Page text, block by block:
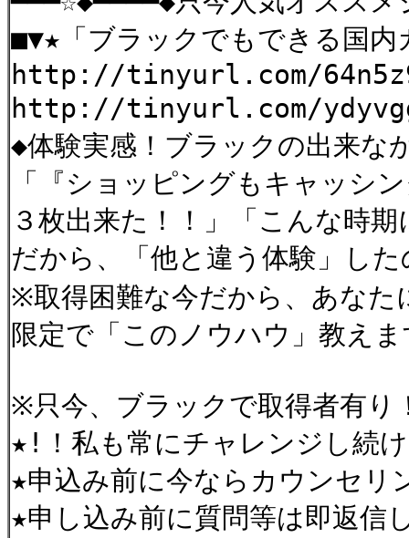
■▼★「ブラックでもできる国内
http://tinyurl.com/
http://tinyurl.com/
◆体験実感！ブラックの出来な
「『ショッピングもキャッシ
３枚出来た！！」「こんな時
だから、「他と違う体験」し
※取得困難な今だから、あなた
限定で「このノウハウ」教え
※只今、ブラックで取得者有り
★!！私も常にチャレンジし続
★申込み前に今ならカウンセ
★申し込み前に質問等は即返信